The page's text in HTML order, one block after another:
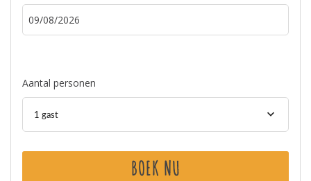
Aantal personen
1 gast
BOEK NU